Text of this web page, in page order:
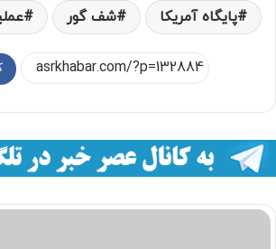
پایگاه آمریکا شف گور